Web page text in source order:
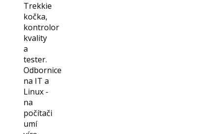
Trekkie
kočka,
kontrolor
kvality
a
tester.
Odbornice
na IT a
Linux -
na
počítači
umí